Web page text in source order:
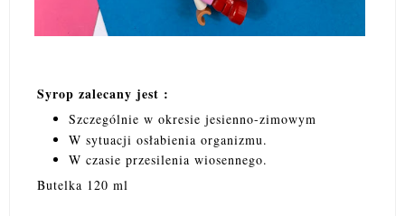
Syrop zalecany jest :
Szczególnie w okresie jesienno-zimowym
W sytuacji osłabienia organizmu.
W czasie przesilenia wiosennego.
Butelka 120 ml